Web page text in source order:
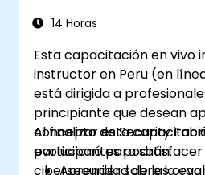
Aplicar los productos
seguridad complejos.
14 Horas
Esta capacitación en vivo
instructor en Peru (en
está dirigida a
principiante que desean
concepto de Security
evolucionó para
ciberseguridad de las
Al finalizar esta
participantes podrán:
Aprender sobre la